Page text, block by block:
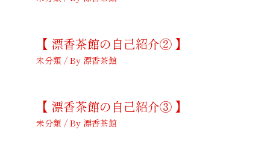
【 漂香茶館の自己紹介② 】
未分類 / By 漂香茶館
【 漂香茶館の自己紹介③ 】
未分類 / By 漂香茶館